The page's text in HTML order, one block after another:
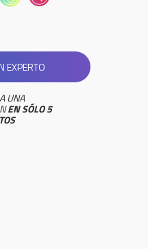
EXPERTO
UNA
EN SÓLO 5